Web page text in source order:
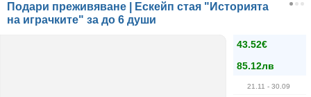
Подари преживяване | Ескейп стая "Историята
на играчките" за до 6 души
43.52€
85.12лв
21.11 - 30.09